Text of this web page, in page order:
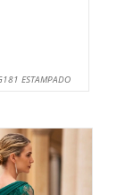
ESTAMPADO